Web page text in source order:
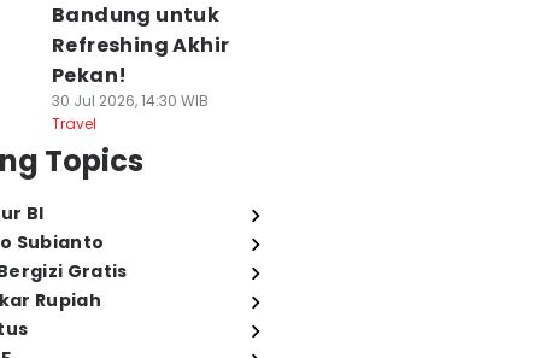
Bandung untuk
Refreshing Akhir
Pekan!
30 Jul 2026, 14:30 WIB
Travel
Topics
BI
Subianto
Gratis
Rupiah